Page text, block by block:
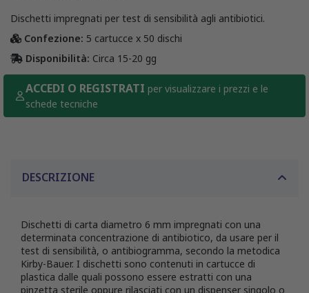
Dischetti impregnati per test di sensibilità agli antibiotici.
Confezione: 5 cartucce x 50 dischi
Disponibilità: Circa 15-20 gg
ACCEDI O REGISTRATI per visualizzare i prezzi e le
schede tecniche
DESCRIZIONE
Dischetti di carta diametro 6 mm impregnati con una
determinata concentrazione di antibiotico, da usare per il
test di sensibilità, o antibiogramma, secondo la metodica
Kirby-Bauer. I dischetti sono contenuti in cartucce di
plastica dalle quali possono essere estratti con una
pinzetta sterile oppure rilasciati con un dispenser singolo o